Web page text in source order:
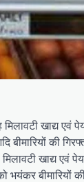
खाद्य एवं
की
खाद्य एवं पेय
भयंकर बीमारियों